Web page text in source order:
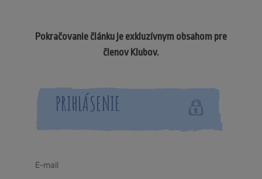
Pokračovanie článku je exkluzívnym obsahom pre
členov Klubov.
PRIHLÁSENIE